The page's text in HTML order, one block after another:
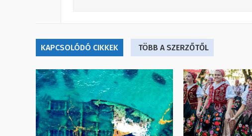
KAPCSOLÓDÓ CIKKEK TÖBB A SZERZŐTŐL